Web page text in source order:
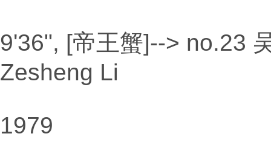
9'36", [帝王蟹]--> no.23
Zesheng Li
1979